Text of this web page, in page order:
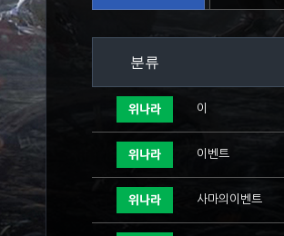
분류
위나라 이
위나라 이벤트
위나라 사마의이벤트